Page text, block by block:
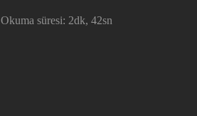
Okuma süresi: 2dk, 42sn